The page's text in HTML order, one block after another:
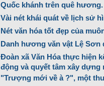
Quốc khánh trên quê
Vài nét khái quát về lịch sử
Nét văn hóa tốt đẹp của
Danh hương văn vật Lệ
Đoàn xã Văn Hóa thực hiện
động và quyết tâm xây dựng
"Trượng mới về à ?", một